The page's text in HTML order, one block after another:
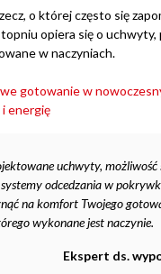
o której często się
opiera się o uchwyty,
w naczyniach.
gotowanie w
i energię
uchwyty, możliwość
odcedzania w
na komfort Twojego
wykonane jest naczynie.
Ekspert ds.